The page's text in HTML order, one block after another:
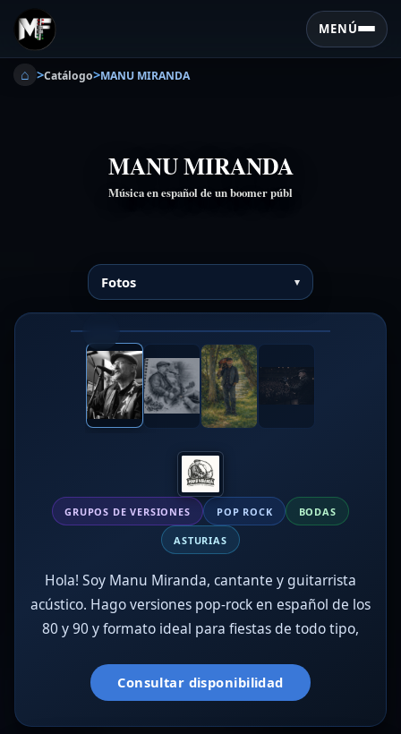
MENÚ
⌂ >Catálogo>MANU MIRANDA
MANU MIRANDA
Música en español de un boomer públ
Fotos
❯
GRUPOS DE VERSIONES POP ROCK BODAS
ASTURIAS
Hola! Soy Manu Miranda, cantante y guitarrista
acústico. Hago versiones pop-rock en español de los
80 y 90 y formato ideal para fiestas de todo tipo,
Consultar disponibilidad